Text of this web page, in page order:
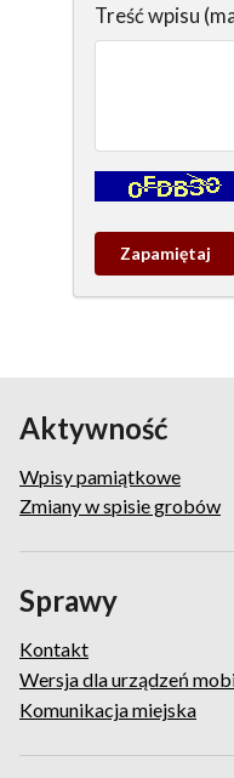
Treść wpisu
Kontrola -
Zapamietaj
wpis
Aktywność
Wpisy pamiątkowe
Zmiany w spisie grobów
Sprawy
Kontakt
Wersja dla urządzeń
Komunikacja miejska